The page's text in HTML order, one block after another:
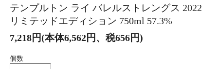
テンプルトン ライ バレルストレングス 2022
リミテッドエディション 750ml 57.3%
7,218円(本体6,562円、税656円)
個数